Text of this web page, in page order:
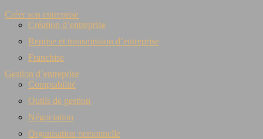
Créer son entreprise
Création d’entreprise
Reprise et transmission d’entreprise
Franchise
Gestion d’entreprise
Comptabilité
Outils de gestion
Négociation
Organisation personnelle